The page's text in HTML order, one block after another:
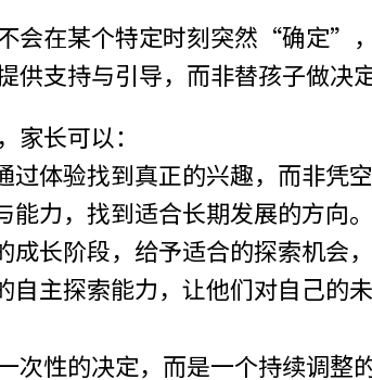
会在某个特定时刻突然“确定”
供支持与引导，而非替孩子做决定
家长可以：
过体验找到真正的兴趣，而非凭空
能力，找到适合长期发展的方向。
成长阶段，给予适合的探索机会
自主探索能力，让他们对自己的未
次性的决定，而是一个持续调整